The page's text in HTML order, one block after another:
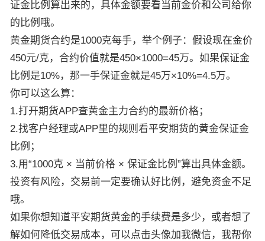
证金比例算出来的，具体金额要看当前金价和公司给你
的比例哦。
黄金期货合约是1000克每手，举个例子：假设现在金价
450元/克，合约价值就是450×1000=45万。如果保证金
比例是10%，那一手保证金就是45万×10%=4.5万。
你可以这么算：
1.打开期货APP查黄金主力合约的最新价格；
2.找客户经理或APP里的规则看平安期货的黄金保证金
比例；
3.用“1000克 × 当前价格 × 保证金比例”算出具体金额。
投资有风险，交易前一定要确认好比例，避免资金不足
哦。
如果你想知道平安期货黄金的手续费是多少，或者想了
解如何降低交易成本，可以点击头像加我微信，我帮你